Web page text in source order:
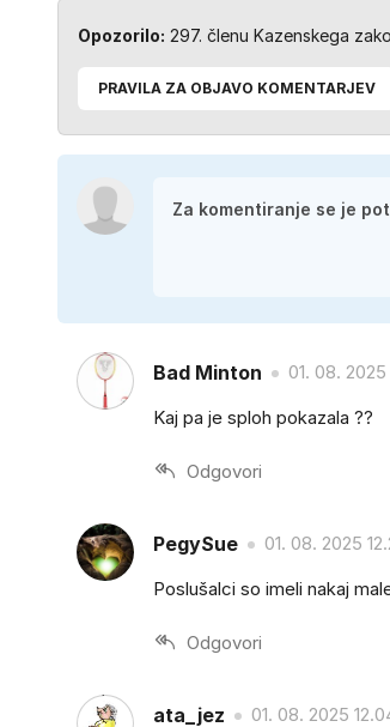
Opozorilo: 297. členu Kazenskega
PRAVILA ZA OBJAVO KOMENTARJEV
Bad Minton
01. 08. 2025
Kaj pa je sploh pokazala ??
Odgovori
PegySue
01. 08. 2025
Poslušalci so imeli nakaj
Odgovori
ata_jez 01. 08. 2025